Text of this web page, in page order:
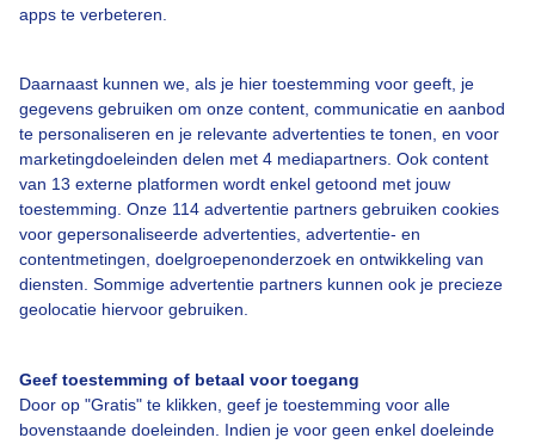
apps te verbeteren.
Daarnaast kunnen we, als je hier toestemming voor geeft, je
gegevens gebruiken om onze content, communicatie en aanbod
te personaliseren en je relevante advertenties te tonen, en voor
marketingdoeleinden delen met 4 mediapartners. Ook content
van 13 externe platformen wordt enkel getoond met jouw
toestemming. Onze 114 advertentie partners gebruiken cookies
voor gepersonaliseerde advertenties, advertentie- en
contentmetingen, doelgroepenonderzoek en ontwikkeling van
diensten. Sommige advertentie partners kunnen ook je precieze
geolocatie hiervoor gebruiken.
Geef toestemming of betaal voor toegang
Door op "Gratis" te klikken, geef je toestemming voor alle
bovenstaande doeleinden. Indien je voor geen enkel doeleinde
Over Buienradar
Bedrijfsgegevens
Contact
Toegankelijkheid